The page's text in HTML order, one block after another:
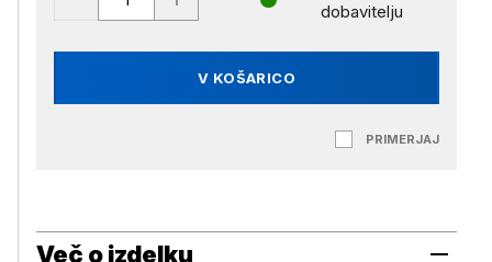
V KOŠARICO
dobavitelju
PRIMERJAJ
Več o izdelku